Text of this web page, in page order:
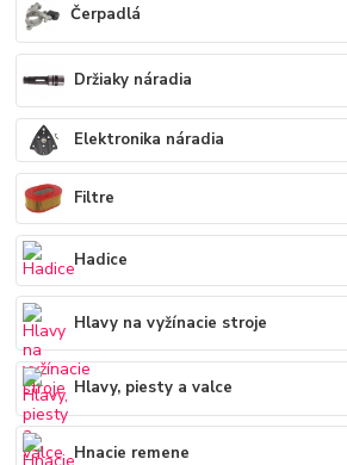
Čerpadlá
Držiaky náradia
Elektronika náradia
Filtre
Hadice
Hlavy na vyžínacie stroje
Hlavy, piesty a valce
Hnacie remene